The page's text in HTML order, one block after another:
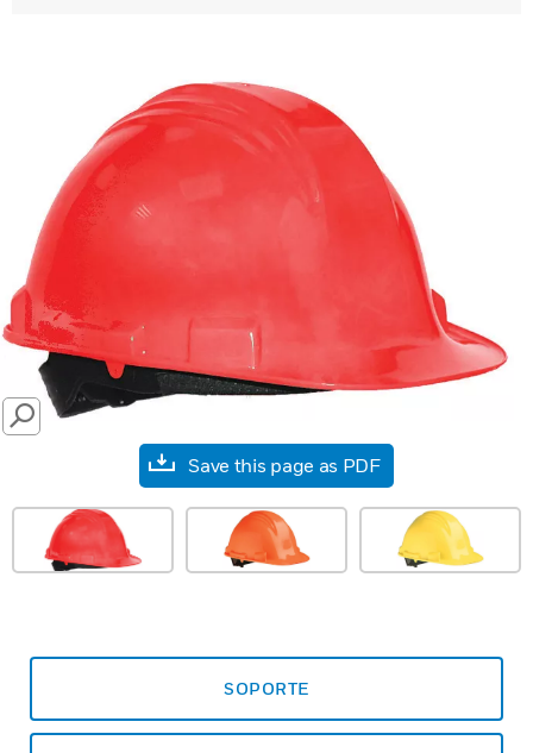
SEARCH
Save this page as PDF
SOPORTE